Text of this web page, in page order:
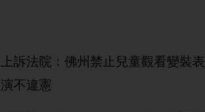
上訴法院：佛州禁止兒童觀看變裝表
演不違憲